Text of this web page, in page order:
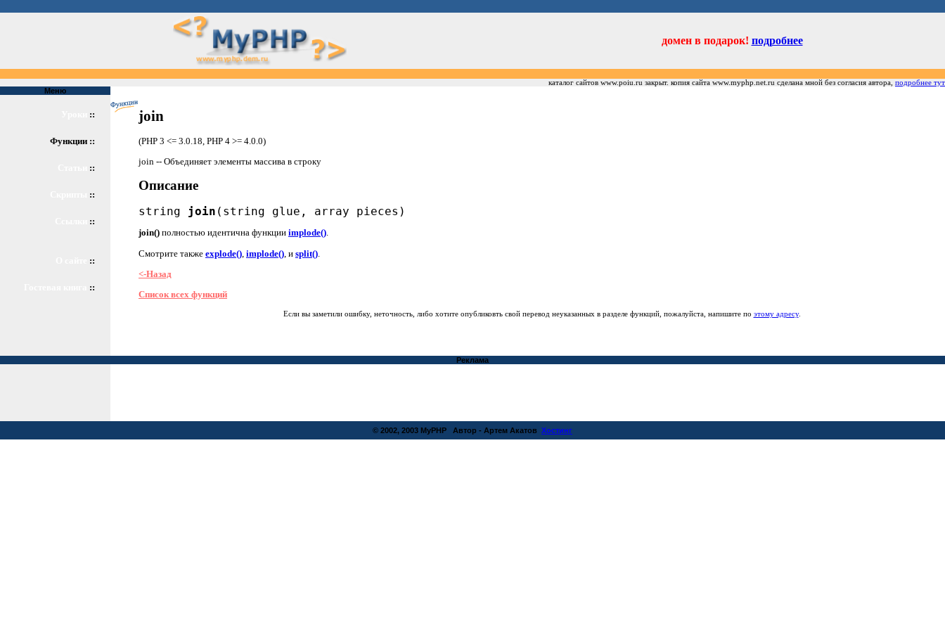
домен в подарок! подробнее
каталог сайтов www.poiu.ru закрыт. копия сайта www.myphp.net.ru сделана мной без согласия автора, подробнее тут
Меню
::
Функции ::
::
::
::
::
::
join
(PHP 3 <= 3.0.18, PHP 4 >= 4.0.0)
join -- Объединяет элементы массива в строку
Описание
string join (string glue, array pieces)
join() полностью идентична функции implode().
Смотрите также explode() implode() , и split()
<-Назад
Список всех функций
Если вы заметили ошибку, неточность, либо хотите опубликовть свой перевод неуказанных в разделе функций, пожалуйста, напишите по этому адресу.
Реклама
© 2002, 2003 MyPHP Автор - Артем Акатов Хостинг